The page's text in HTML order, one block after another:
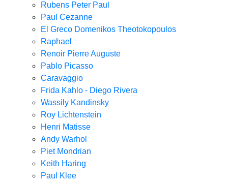
Rubens Peter Paul
Paul Cezanne
El Greco Domenikos Theotokopoulos
Raphael
Renoir Pierre Auguste
Pablo Picasso
Caravaggio
Frida Kahlo - Diego Rivera
Wassily Kandinsky
Roy Lichtenstein
Henri Matisse
Andy Warhol
Piet Mondrian
Keith Haring
Paul Klee